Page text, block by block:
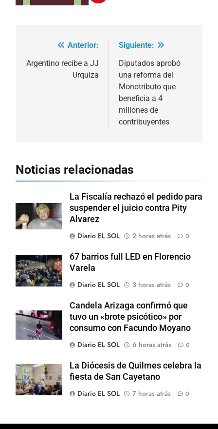
Navegación
de
Anterior:
Argentino recibe a JJ
Urquiza
Siguiente:
Diputados aprobó
una reforma del
Monotributo que
beneficia a 4
millones de
contribuyentes
Noticias relacionadas
La Fiscalía rechazó el pedido para
suspender el juicio contra Pity
Alvarez
Diario EL SOL
2 horas atrás 0
67 barrios full LED en Florencio
Varela
Diario EL SOL
3 horas atrás 0
Candela Arizaga confirmó que
tuvo un «brote psicótico» por
consumo con Facundo Moyano
Diario EL SOL
6 horas atrás 0
La Diócesis de Quilmes celebra la
fiesta de San Cayetano
Diario EL SOL
7 horas atrás 0